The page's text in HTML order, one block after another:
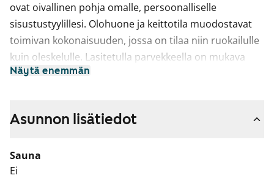
ovat oivallinen pohja omalle, persoonalliselle
sisustustyylillesi. Olohuone ja keittotila muodostavat
toimivan kokonaisuuden, jossa on tilaa niin ruokailulle
kuin oleskelulle. Lasitetulla parvekkeella on mukava
viettää aikaa pitkälle syksyyn ja nauttia vehreistä
Keittotilassa on astianpesukone. Laatoitetussa
asuinkerroksista autohalliin käy kätevästi hissillä. Tilava
vaatehuone auttaa arjen järjestyksessä pitämisessä.
Näytä enemmän
Asunnon lisätiedot
Sauna
Ei